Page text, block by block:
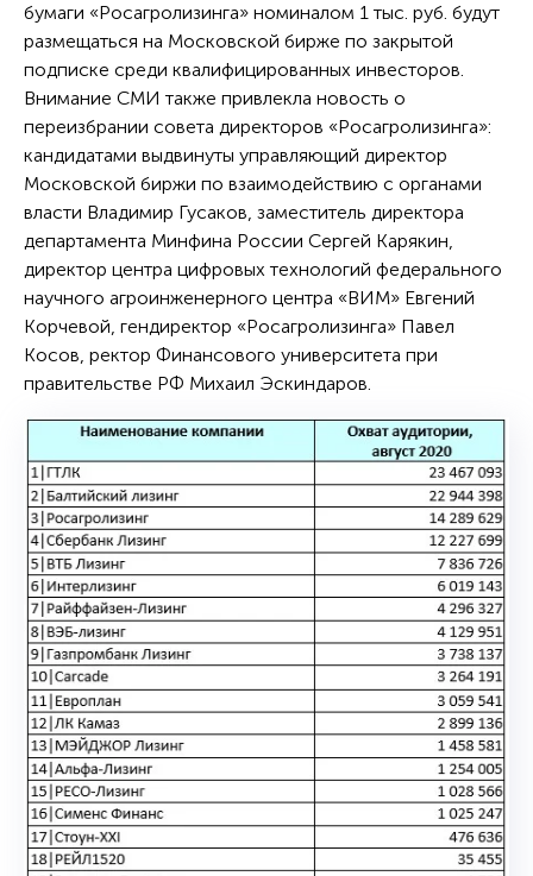
бумаги «Росагролизинга» номиналом 1 тыс. руб. будут
размещаться на Московской бирже по закрытой
подписке среди квалифицированных инвесторов.
Внимание СМИ также привлекла новость о
переизбрании совета директоров «Росагролизинга»:
кандидатами выдвинуты управляющий директор
Московской биржи по взаимодействию с органами
власти Владимир Гусаков, заместитель директора
департамента Минфина России Сергей Карякин,
директор центра цифровых технологий федерального
научного агроинженерного центра «ВИМ» Евгений
Корчевой, гендиректор «Росагролизинга» Павел
Косов, ректор Финансового университета при
правительстве РФ Михаил Эскиндаров.